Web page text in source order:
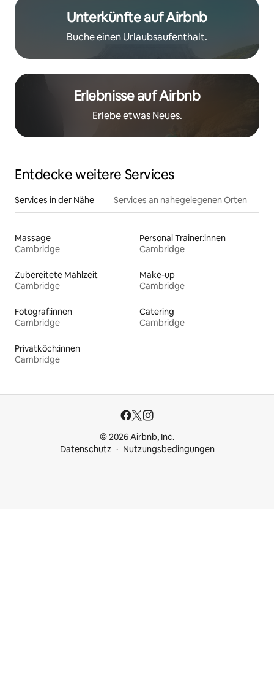
Unterkünfte auf Airbnb
Buche einen Urlaubsaufenthalt.
Erlebnisse auf Airbnb
Erlebe etwas Neues.
Entdecke weitere Services
Services in der Nähe Services an nahegelegenen Orten
Massage
Cambridge
Personal Trainer:innen
Cambridge
Zubereitete Mahlzeit
Cambridge
Make-up
Cambridge
Fotograf:innen
Cambridge
Catering
Cambridge
Privatköch:innen
Cambridge
© 2026 Airbnb, Inc.
Datenschutz
Nutzungsbedingungen